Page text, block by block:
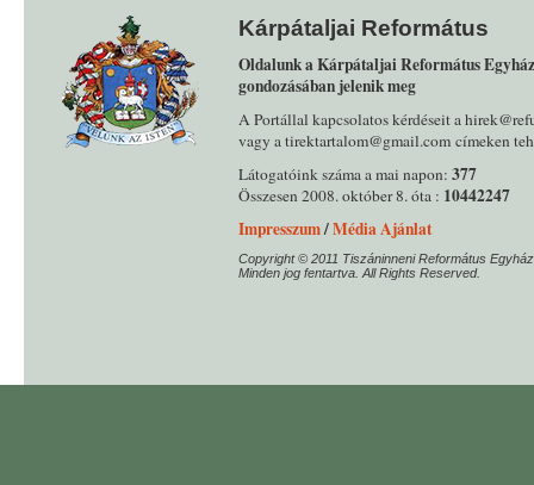
Kárpátaljai Református
Oldalunk a Kárpátaljai Református
gondozásában jelenik meg
A Portállal kapcsolatos kérdéseit a
vagy a tirektartalom@gmail.com címeken
Látogatóink száma a mai napon: 377
Összesen 2008. október 8. óta : 10442247
Impresszum/Média Ajánlat
Copyright © 2011 Tiszáninneni Református
Minden jog fentartva. All Rights Reserved.